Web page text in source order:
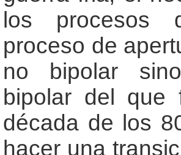
los procesos
proceso de
no bipolar
bipolar del que
década de los
hacer una